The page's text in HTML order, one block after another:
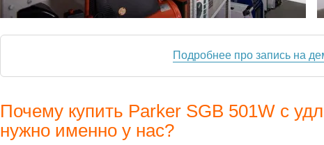
Подробнее про запись на
Почему купить Parker SGB 501W с
нужно именно у нас?